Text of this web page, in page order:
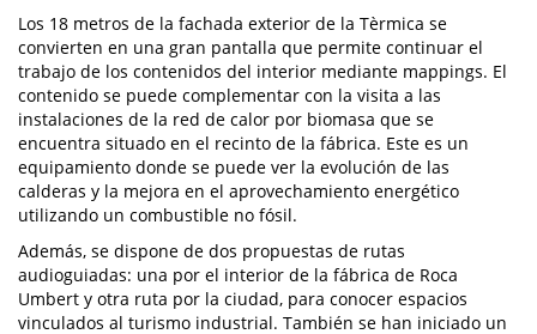
Los 18 metros de la fachada exterior de la Tèrmica se
convierten en una gran pantalla que permite continuar el
trabajo de los contenidos del interior mediante mappings. El
contenido se puede complementar con la visita a las
instalaciones de la red de calor por biomasa que se
encuentra situado en el recinto de la fábrica. Este es un
equipamiento donde se puede ver la evolución de las
calderas y la mejora en el aprovechamiento energético
utilizando un combustible no fósil.
Además, se dispone de dos propuestas de rutas
audioguiadas: una por el interior de la fábrica de Roca
Umbert y otra ruta por la ciudad, para conocer espacios
vinculados al turismo industrial. También se han iniciado un